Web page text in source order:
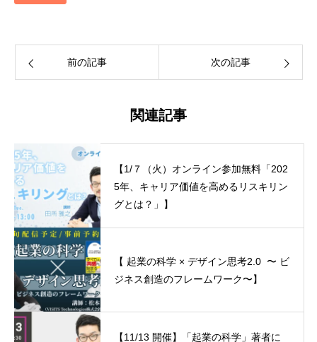
前の記事 次の記事
関連記事
【1/７（火）オンライン参加無料「202
5年、キャリア価値を高めるリスキリン
グとは？」】
【 起業の科学 × デザイン思考2.0 〜 ビ
ジネス創造のフレームワーク〜】
【11/13 開催】「起業の科学」著者に